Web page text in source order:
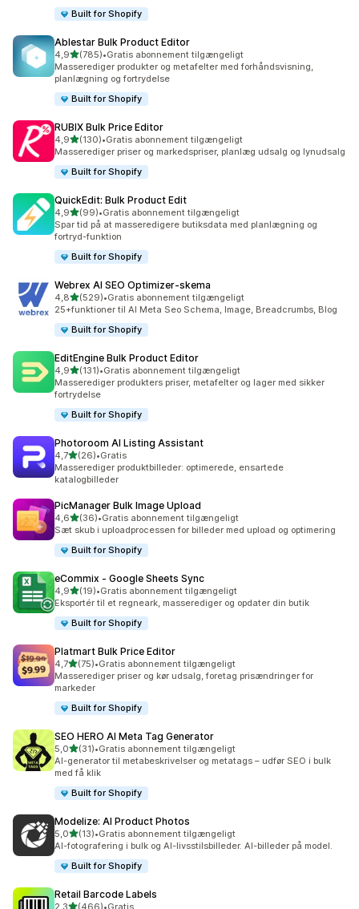
Built for Shopify
Ablestar Bulk Product Editor
4,9ud af 5 stjerner
(785)
785 anmeldelser i alt
•Gratis abonnement tilgængeligt
Masserediger produkter og metafelter med forhåndsvisning,
planlægning og fortrydelse
Built for Shopify
RUBIX Bulk Price Editor
4,9ud af 5 stjerner
(130)
130 anmeldelser i alt
•Gratis abonnement tilgængeligt
Masserediger priser og markedspriser, planlæg udsalg og lynudsalg
Built for Shopify
QuickEdit: Bulk Product Edit
4,9ud af 5 stjerner
(99)
99 anmeldelser i alt
•Gratis abonnement tilgængeligt
Spar tid på at masseredigere butiksdata med planlægning og
fortryd-funktion
Built for Shopify
Webrex AI SEO Optimizer‑skema
4,8ud af 5 stjerner
(529)
529 anmeldelser i alt
•Gratis abonnement tilgængeligt
25+funktioner til AI Meta Seo Schema, Image, Breadcrumbs, Blog
Built for Shopify
EditEngine Bulk Product Editor
4,9ud af 5 stjerner
(131)
131 anmeldelser i alt
•Gratis abonnement tilgængeligt
Masserediger produkters priser, metafelter og lager med sikker
fortrydelse
Built for Shopify
Photoroom AI Listing Assistant
4,7ud af 5 stjerner
(26)
26 anmeldelser i alt
•Gratis
Masserediger produktbilleder: optimerede, ensartede
katalogbilleder
PicManager Bulk Image Upload
4,6ud af 5 stjerner
(36)
36 anmeldelser i alt
•Gratis abonnement tilgængeligt
Sæt skub i uploadprocessen for billeder med upload og optimering
Built for Shopify
eCommix ‑ Google Sheets Sync
4,9ud af 5 stjerner
(19)
19 anmeldelser i alt
•Gratis abonnement tilgængeligt
Eksportér til et regneark, masserediger og opdater din butik
Built for Shopify
Platmart Bulk Price Editor
4,7ud af 5 stjerner
(75)
75 anmeldelser i alt
•Gratis abonnement tilgængeligt
Masserediger priser og kør udsalg, foretag prisændringer for
markeder
Built for Shopify
SEO HERO AI Meta Tag Generator
5,0ud af 5 stjerner
(31)
31 anmeldelser i alt
•Gratis abonnement tilgængeligt
AI-generator til metabeskrivelser og metatags – udfør SEO i bulk
med få klik
Built for Shopify
Modelize: AI Product Photos
5,0ud af 5 stjerner
(13)
13 anmeldelser i alt
•Gratis abonnement tilgængeligt
AI-fotografering i bulk og AI-livsstilsbilleder. AI-billeder på model.
Built for Shopify
Retail Barcode Labels
2,3ud af 5 stjerner
(466)•Gratis